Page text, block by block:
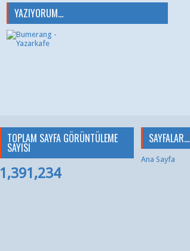
YAZIYORUM...
TOPLAM SAYFA GÖRÜNTÜLEME
SAYISI
1,391,234
SAYFALAR...
Ana Sayfa